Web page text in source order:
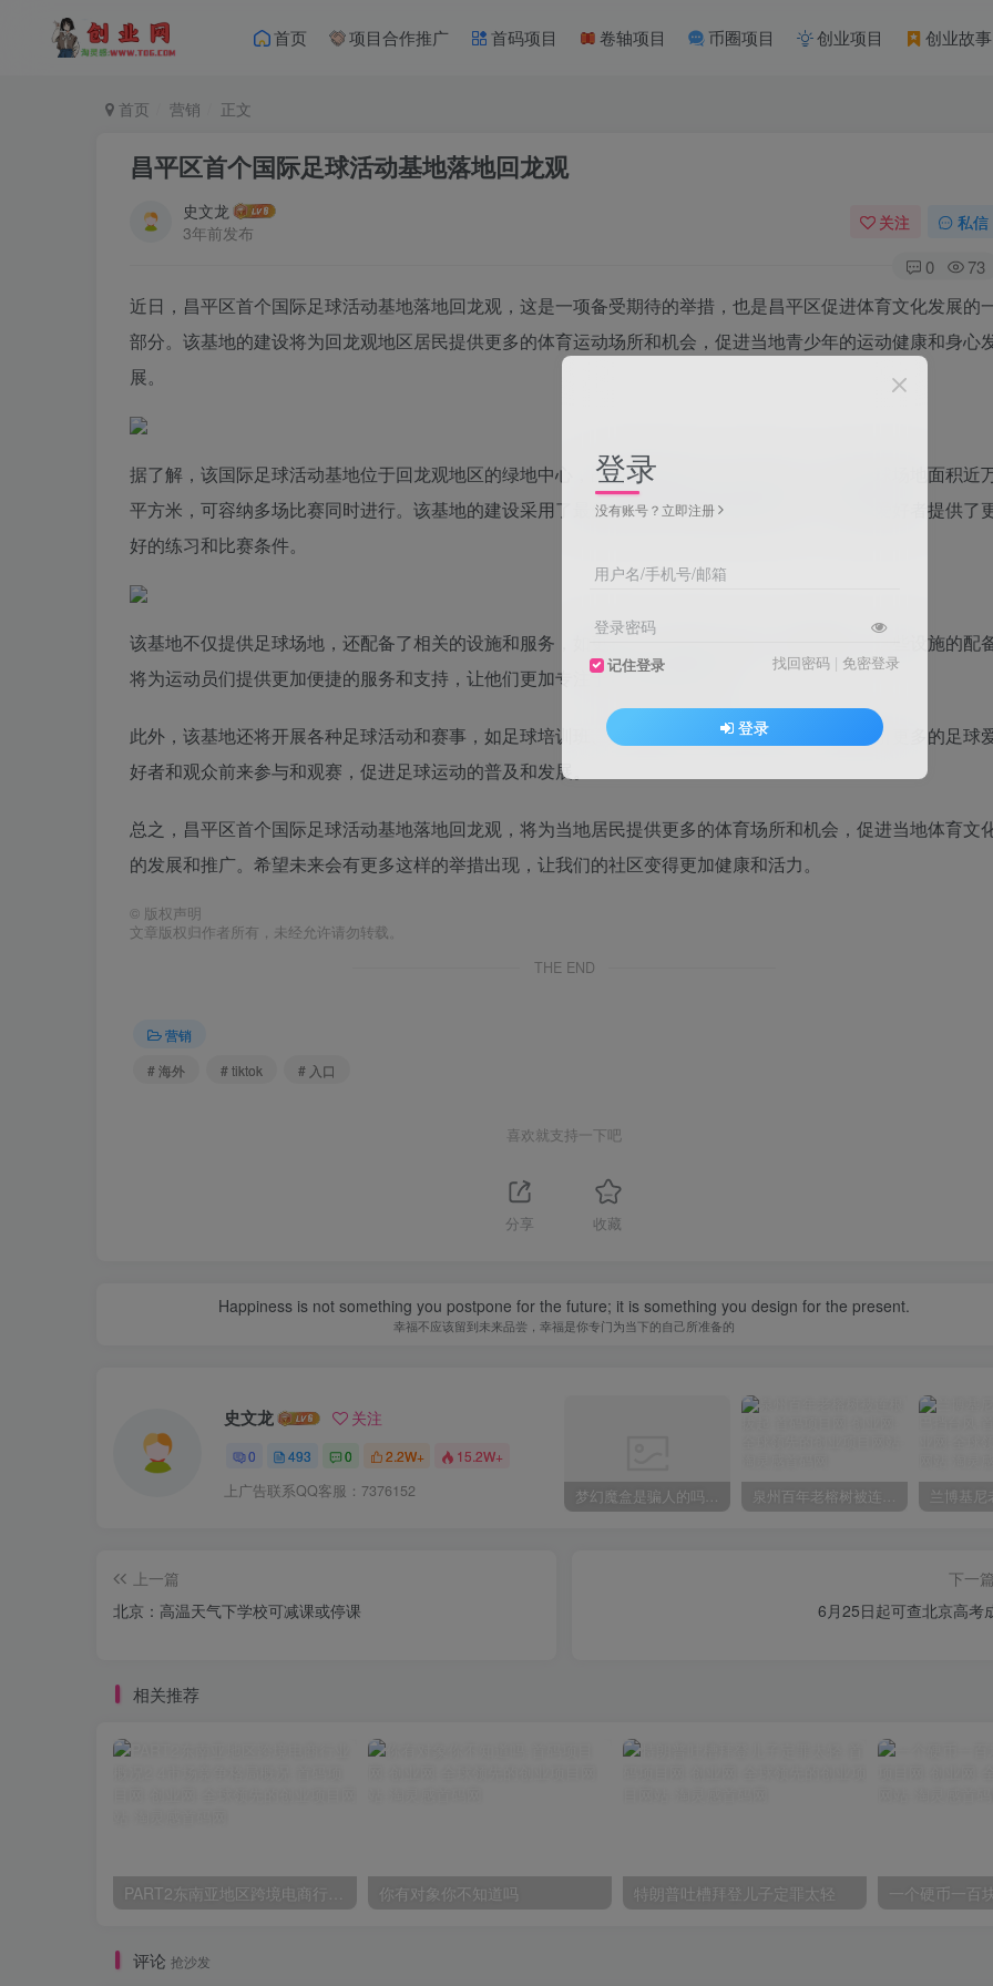
首页 项目合作推广 首码项目 卷轴项目 币圈项目 创业项目 创业故事
首页 营销 正文
昌平区首个国际足球活动基地落地回龙观
史文龙
3年前发布
关注 私信
0 73
近日，昌平区首个国际足球活动基地落地回龙观，这是一项备受期待的举措，也是昌平区促进体育文化发展的
部分。该基地的建设将为回龙观地区居民提供更多的体育运动场所和机会，促进当地青少年的运动健康和身心
展。
据了解，该国际足球活动基地位于回龙观地区的绿地中心，占地面积达到十几万平方米，其中足球场地面积近
平方米，可容纳多场比赛同时进行。该基地的建设采用了最先进的足球场地设施和科技，为足球爱好者提供了
好的练习和比赛条件。
该基地不仅提供足球场地，还配备了相关的设施和服务，如更衣室、淋浴间、餐厅、健身房等。这些设施的配
将为运动员们提供更加便捷的服务和支持，让他们更加专注于足球训练和比赛。
此外，该基地还将开展各种足球活动和赛事，如足球培训班、足球比赛、足球文化节等。这将吸引更多的足球
好者和观众前来参与和观赛，促进足球运动的普及和发展。
总之，昌平区首个国际足球活动基地落地回龙观，将为当地居民提供更多的体育场所和机会，促进当地体育文
的发展和推广。希望未来会有更多这样的举措出现，让我们的社区变得更加健康和活力。
© 版权声明
文章版权归作者所有，未经允许请勿转载。
THE END
营销
# 海外
# tiktok # 入口
喜欢就支持一下吧
分享 收藏
Happiness is not something you postpone for the future; it is something you design for the present.
幸福不应该留到未来品尝，幸福是你专门为当下的自己所准备的
史文龙 关注
0 493 0 2.2W+ 15.2W+
上广告联系QQ客服：7376152 梦幻魔盒是骗人的吗【梦幻魔盒干嘛的】 泉州百年老榕树被连根拔起
上一篇
北京：高温天气下学校可减课或停课
下一篇
6月25日起可查北京高考
相关推荐
你有对象你不知道吗 特朗普吐槽拜登儿子定罪太轻 一个硬币一百
评论 抢沙发
登录
没有账号？立即注册
用户名/手机号/邮箱
登录密码
记住登录 找回密码 | 免密登录
登录